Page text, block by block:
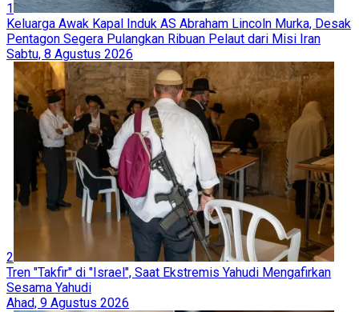
1
Keluarga Awak Kapal Induk AS Abraham Lincoln Murka, Desak
Pentagon Segera Pulangkan Ribuan Pelaut dari Misi Iran
Sabtu, 8 Agustus 2026
2
Tren "Takfir" di "Israel", Saat Ekstremis Yahudi Mengafirkan
Sesama Yahudi
Ahad, 9 Agustus 2026